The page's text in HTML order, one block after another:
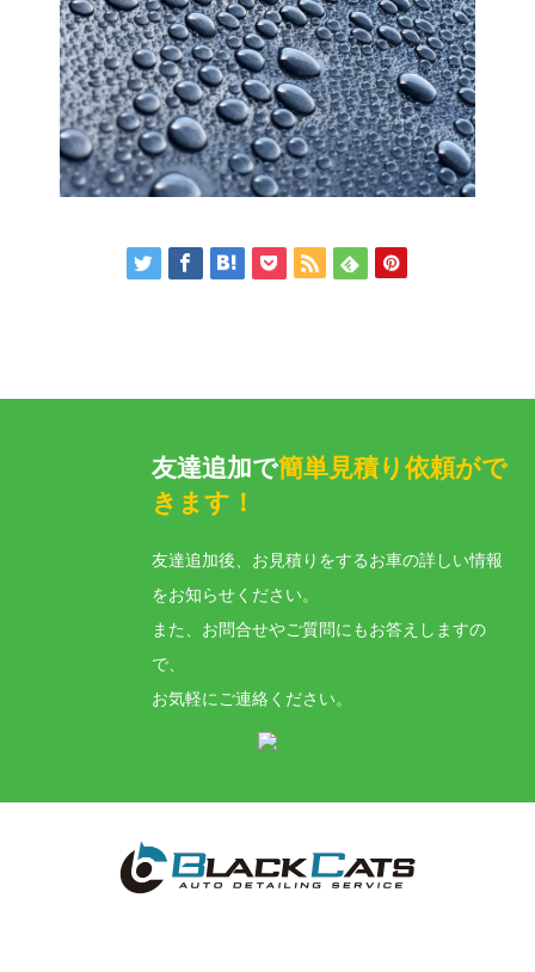
友達追加で簡単見積り依頼がで
きます！
友達追加後、お見積りをするお車の詳しい情報
をお知らせください。
また、お問合せやご質問にもお答えしますの
で、
お気軽にご連絡ください。